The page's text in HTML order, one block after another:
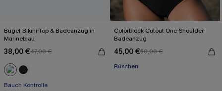
Bügel-Bikini-Top & Badeanzug in
Marineblau
38,00 €47,00 €
Bauch Kontrolle
Colorblock Cutout One-Shoulder-
Badeanzug
45,00 €50,00 €
Rüschen